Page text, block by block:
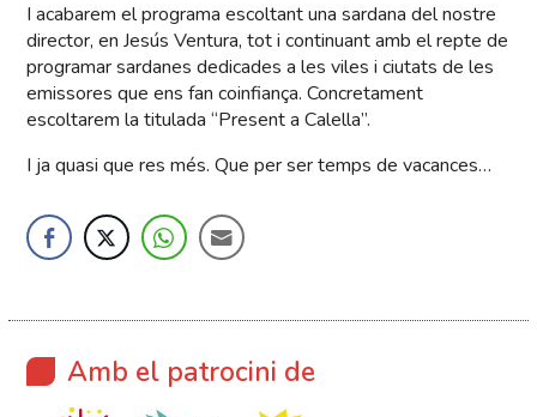
I acabarem el programa escoltant una sardana del nostre
director, en Jesús Ventura, tot i continuant amb el repte de
programar sardanes dedicades a les viles i ciutats de les
emissores que ens fan coinfiança. Concretament
escoltarem la titulada “Present a Calella”.
I ja quasi que res més. Que per ser temps de vacances…
Amb el patrocini de